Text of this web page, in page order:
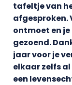
tafeltje van
afgesproken.
ontmoet en
gezoend.
jaar voor je
elkaar zelfs
een